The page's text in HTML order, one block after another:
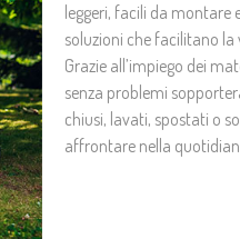
leggeri, facili da montare
soluzioni che facilitano
Grazie all’impiego dei
senza problemi
chiusi, lavati, spostati o
affrontare nella